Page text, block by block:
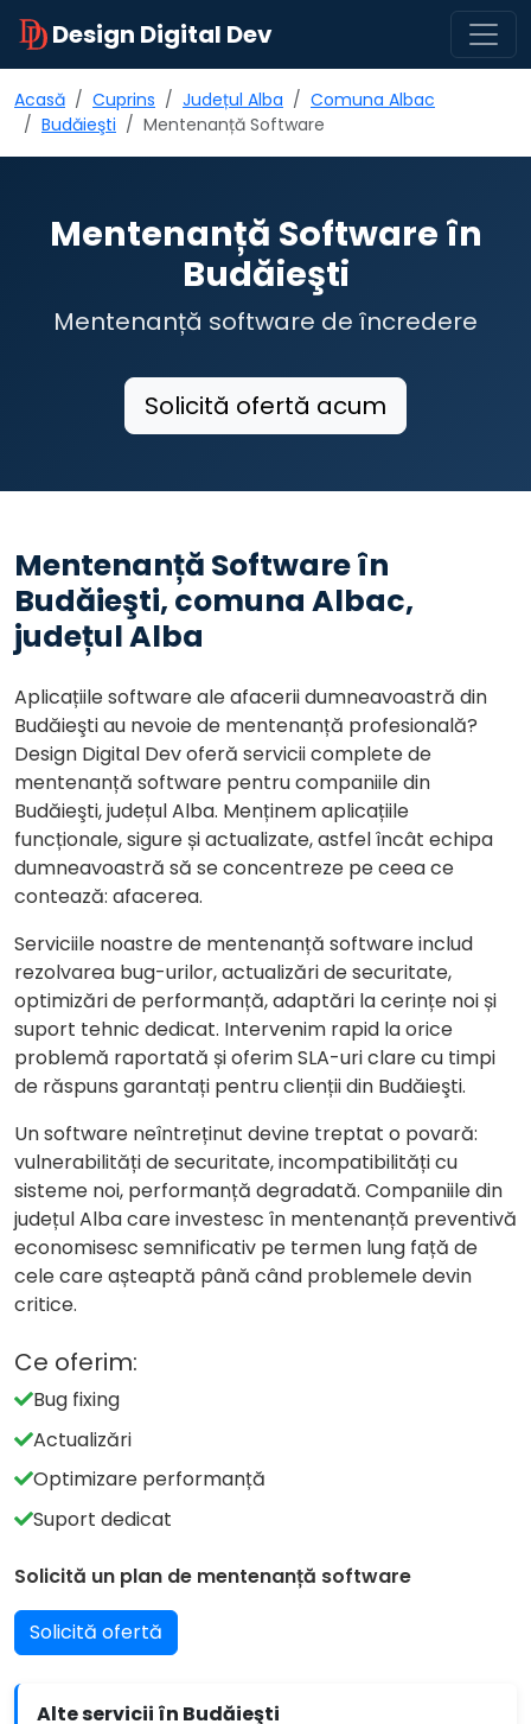
Design Digital Dev
Acasă Cuprins Județul Alba
Comuna Albac
Budăieşti
Mentenanță Software
Mentenanță Software în
Budăieşti
Mentenanță software de încredere
Solicită ofertă acum
Mentenanță Software în
Budăieşti, comuna Albac,
județul Alba
Aplicațiile software ale afacerii dumneavoastră din
Budăieşti au nevoie de mentenanță profesională?
Design Digital Dev oferă servicii complete de
mentenanță software pentru companiile din
Budăieşti, județul Alba. Menținem aplicațiile
funcționale, sigure și actualizate, astfel încât echipa
dumneavoastră să se concentreze pe ceea ce
contează: afacerea.
Serviciile noastre de mentenanță software includ
rezolvarea bug-urilor, actualizări de securitate,
optimizări de performanță, adaptări la cerințe noi și
suport tehnic dedicat. Intervenim rapid la orice
problemă raportată și oferim SLA-uri clare cu timpi
de răspuns garantați pentru clienții din Budăieşti.
Un software neîntreținut devine treptat o povară:
vulnerabilități de securitate, incompatibilități cu
sisteme noi, performanță degradată. Companiile din
județul Alba care investesc în mentenanță preventivă
economisesc semnificativ pe termen lung față de
cele care așteaptă până când problemele devin
critice.
Ce oferim:
Bug fixing
Actualizări
Optimizare performanță
Suport dedicat
Solicită un plan de mentenanță software
Solicită ofertă
Alte servicii în Budăieşti